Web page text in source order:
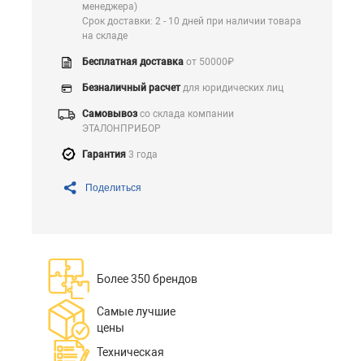
менеджера)
Срок доставки: 2 - 10 дней при наличии товара
на складе
Бесплатная доставка от 50000₽
Безналичный расчетдля юридических лиц
Самовывозсо склада компании
ЭТАЛОНПРИБОР
Гарантия 3 года
Поделиться
Более 350 брендов
Самые лучшие
цены
Техническая